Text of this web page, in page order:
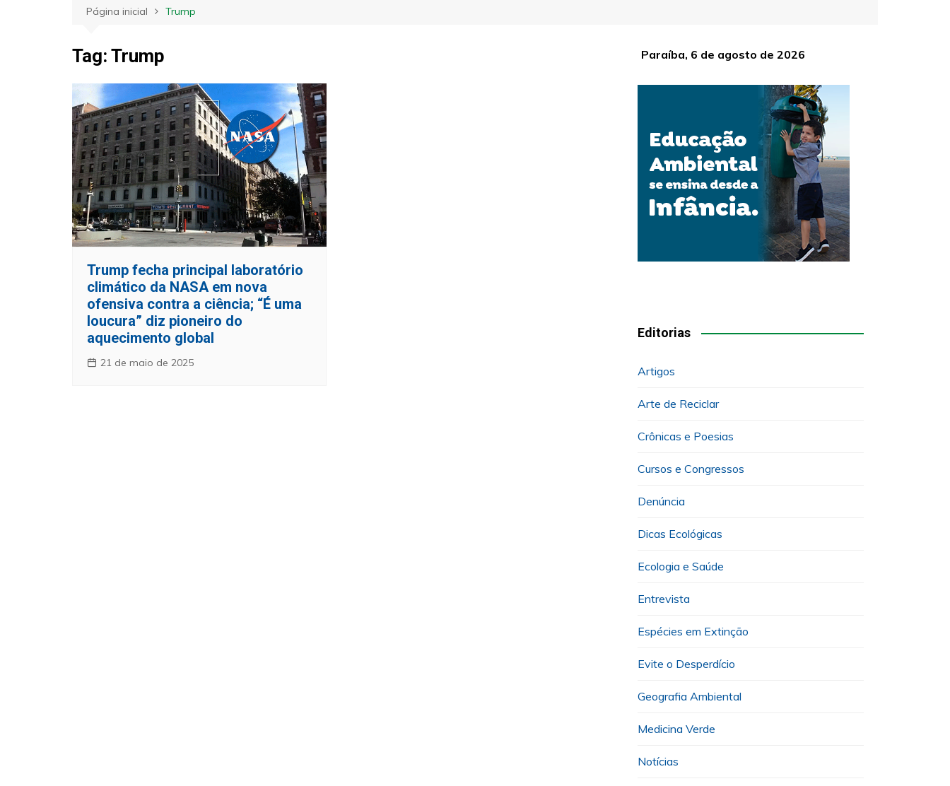
Página inicial Trump
Tag: Trump
Trump fecha principal laboratório
climático da NASA em nova
ofensiva contra a ciência; “É uma
loucura” diz pioneiro do
aquecimento global
21 de maio de 2025
Paraíba, 6 de agosto de 2026
Editorias
Artigos
Arte de Reciclar
Crônicas e Poesias
Cursos e Congressos
Denúncia
Dicas Ecológicas
Ecologia e Saúde
Entrevista
Espécies em Extinção
Evite o Desperdício
Geografia Ambiental
Medicina Verde
Notícias